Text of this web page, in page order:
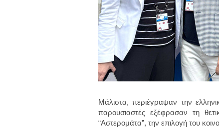
Μάλιστα, περιέγραψαν την
παρουσιαστές εξέφρασαν τη
“Αστερομάτα”, την επιλογή του